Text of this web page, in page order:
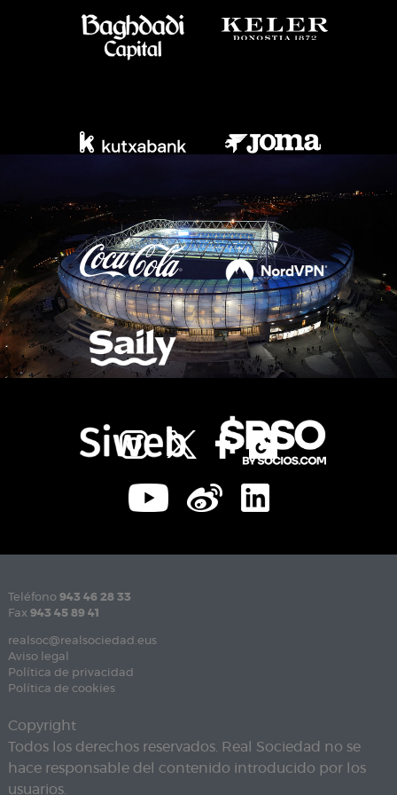
Teléfono 943 46 28 33
Fax 943 45 89 41
realsoc@realsociedad.eus
Aviso legal
Política de privacidad
Política de cookies
Copyright
Todos los derechos reservados. Real Sociedad no se
hace responsable del contenido introducido por los
usuarios.